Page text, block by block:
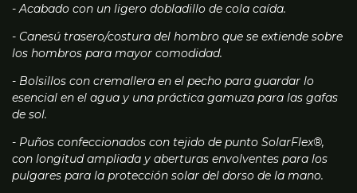
- Acabado con un ligero dobladillo de cola caída.
- Canesú trasero/costura del hombro que se extiende sobre
los hombros para mayor comodidad.
- Bolsillos con cremallera en el pecho para guardar lo
esencial en el agua y una práctica gamuza para las gafas
de sol.
- Puños confeccionados con tejido de punto SolarFlex®,
con longitud ampliada y aberturas envolventes para los
pulgares para la protección solar del dorso de la mano.